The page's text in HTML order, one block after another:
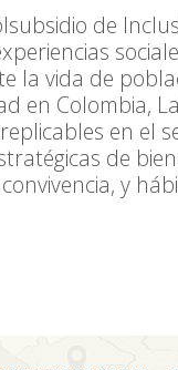
de
la vida de
en Colombia,
en el
de
y